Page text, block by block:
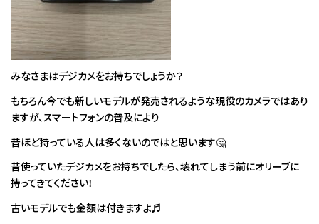
みなさまはデジカメをお持ちでしょうか？
もちろん今でも新しいモデルが発売されるような現役のカメラではあり
ますが、スマートフォンの普及により
昔ほど持っている人は多くないのではと思います🤔
昔使っていたデジカメをお持ちでしたら、壊れてしまう前にオリーブに
持ってきてください！
古いモデルでも金額は付きますよ♬